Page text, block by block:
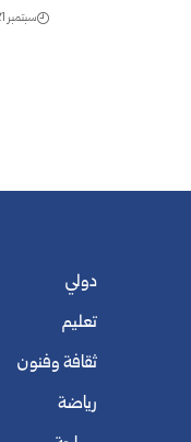
سبتمبر 21, 2025
دولي
تعليم
ثقافة وفنون
رياضة